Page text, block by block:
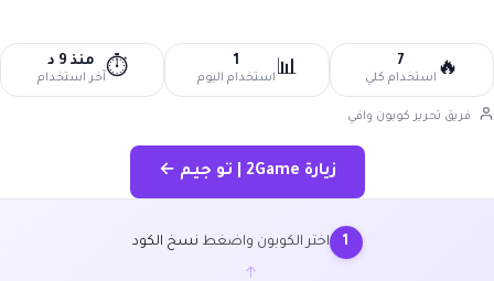
🔥
7
استخدام كلي 📊
1
استخدام اليوم ⏱️ منذ 9 د
آخر استخدام
فريق تحرير كوبون وافي
زيارة 2Game | تو جيم ←
1 اختر الكوبون واضغط نسخ الكود
←